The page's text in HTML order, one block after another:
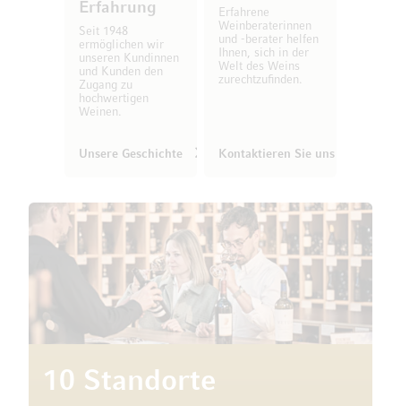
Erfahrung
Seit 1948
ermöglichen wir
unseren Kundinnen
und Kunden den
Zugang zu
hochwertigen
Weinen.
Unsere Geschichte
Erfahrene
Weinberaterinnen
und -berater helfen
Ihnen, sich in der
Welt des Weins
zurechtzufinden.
Kontaktieren Sie uns
10 Standorte